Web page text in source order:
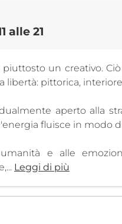
alle 21
un creativo.
libertà: pittorica,
aperto alla
fluisce in modo
e alle
Leggi di più